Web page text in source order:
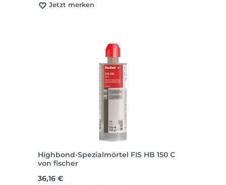
Jetzt merken
Highbond-Spezialmörtel FIS HB 150 C
von fischer
Regulärer Preis:
36,16 €